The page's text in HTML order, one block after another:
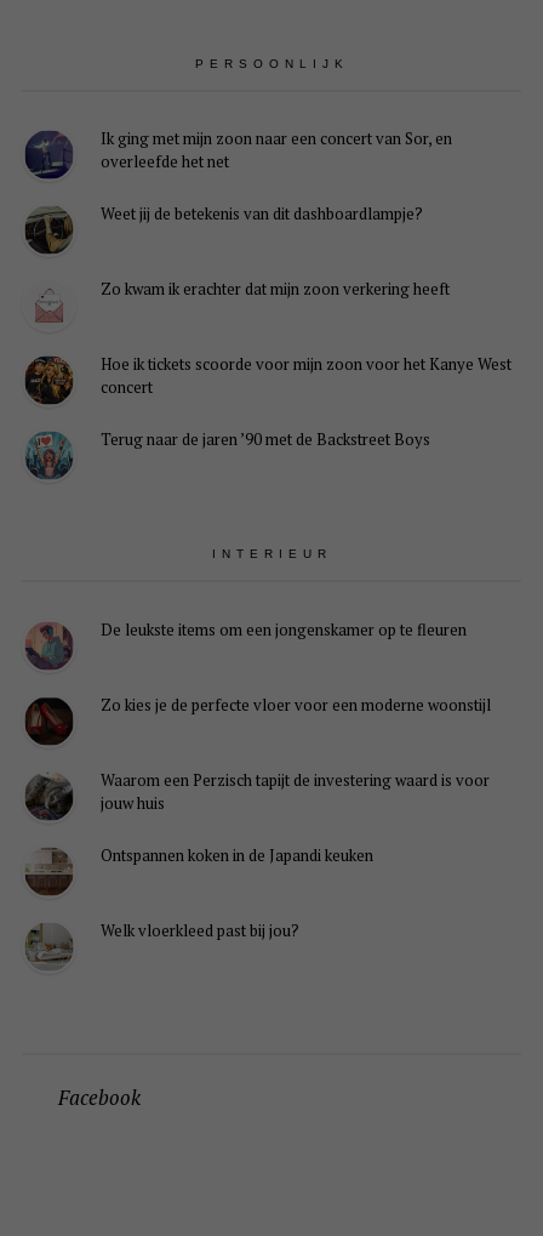
PERSOONLIJK
Ik ging met mijn zoon naar een concert van Sor, en
overleefde het net
Weet jij de betekenis van dit dashboardlampje?
Zo kwam ik erachter dat mijn zoon verkering heeft
Hoe ik tickets scoorde voor mijn zoon voor het Kanye West
concert
Terug naar de jaren ’90 met de Backstreet Boys
INTERIEUR
De leukste items om een jongenskamer op te fleuren
Zo kies je de perfecte vloer voor een moderne woonstijl
Waarom een Perzisch tapijt de investering waard is voor
jouw huis
Ontspannen koken in de Japandi keuken
Welk vloerkleed past bij jou?
Facebook